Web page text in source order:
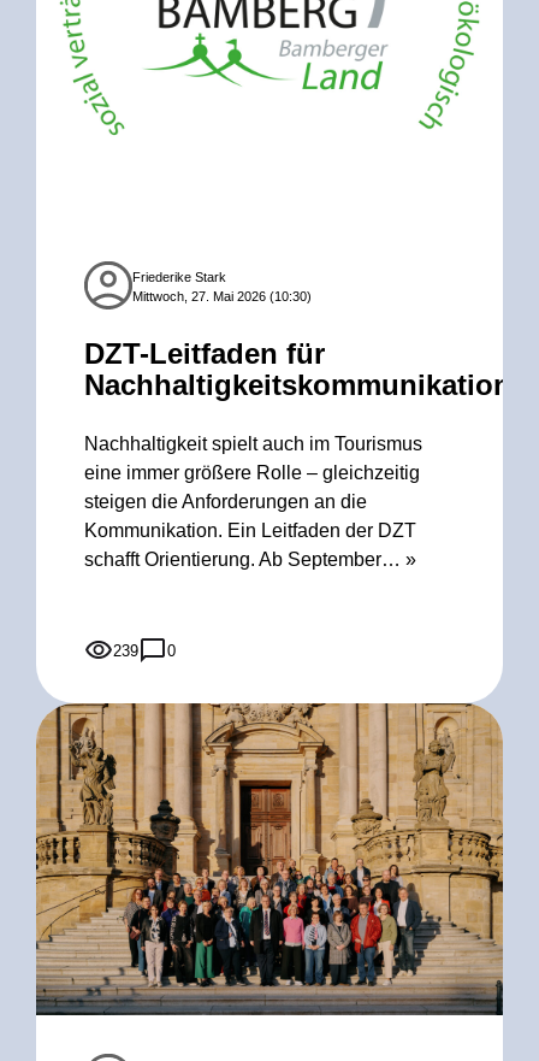
Friederike Stark
Mittwoch, 27. Mai 2026 (10:30)
DZT-Leitfaden für
Nachhaltigkeitskommunikation
Nachhaltigkeit spielt auch im Tourismus
eine immer größere Rolle – gleichzeitig
steigen die Anforderungen an die
Kommunikation. Ein Leitfaden der DZT
schafft Orientierung. Ab September… »
239 0